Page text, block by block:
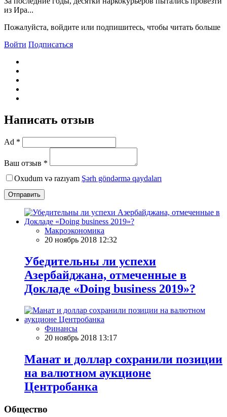
из Ира...
Пожалуйста, войдите или подпишитесь, чтобы читать больше
Войти Подписаться
Написать отзыв
Ad *
Ваш отзыв *
Oxudum və razıyam Şərh göndərmə qaydaları
Отправить
Макроэкономика
20 ноябрь 2018 12:32
Убедительны ли успехи
Азербайджана, отмеченные в
Докладе «Doing business 2019»?
Финансы
20 ноябрь 2018 13:17
Манат и доллар сохранили позиции
на валютном аукционе
Центробанка
Общество